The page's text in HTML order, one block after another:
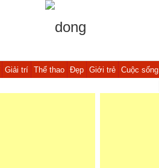
Giải trí Thể thao Đẹp Giới trẻ Cuộc sống